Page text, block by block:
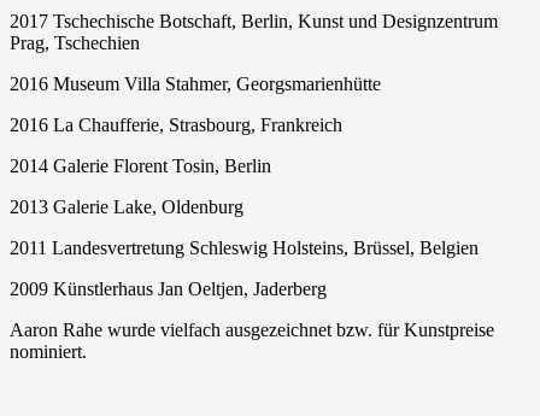
2017 Tschechische Botschaft, Berlin, Kunst und Designzentrum
Prag, Tschechien
2016 Museum Villa Stahmer, Georgsmarienhütte
2016 La Chaufferie, Strasbourg, Frankreich
2014 Galerie Florent Tosin, Berlin
2013 Galerie Lake, Oldenburg
2011 Landesvertretung Schleswig Holsteins, Brüssel, Belgien
2009 Künstlerhaus Jan Oeltjen, Jaderberg
Aaron Rahe wurde vielfach ausgezeichnet bzw. für Kunstpreise
nominiert.